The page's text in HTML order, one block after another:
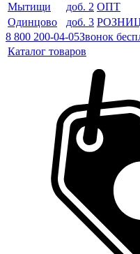
Мытищи
доб. 2 ОПТ
Одинцово
доб. 3
8 800 200-04-05Звонок
Каталог товаров